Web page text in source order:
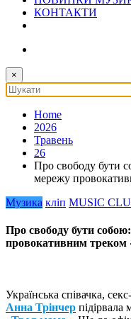
КОНТАКТИ
×
Home
2026
Травень
26
Про свободу бути
мережу
Музика кліп MUSIC
Про свободу бути
провокативним треком
Українська співачка,
Анна Трінчер